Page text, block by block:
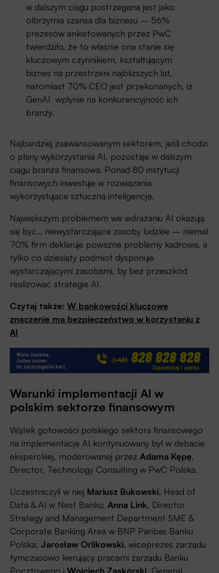
w dalszym ciągu postrzegana jest jako
olbrzymia szansa dla biznesu – 56%
prezesów ankietowanych przez PwC
twierdziło, że to właśnie ona stanie się
kluczowym czynnikiem, kształtującym
biznes na przestrzeni najbliższych lat,
natomiast 70% CEO jest przekonanych, iż
GenAI wpłynie na konkurencyjność ich
branży.
Najbardziej zaawansowanym sektorem, jeśli chodzi
o plany wykorzystania AI, pozostaje w dalszym
ciągu branża finansowa. Ponad 80 instytucji
finansowych inwestuje w rozwiązania
wykorzystujące sztuczną inteligencję.
Największym problemem we wdrażaniu AI okazują
się być… niewystarczające zasoby ludzkie – niemal
70% firm deklaruje poważne problemy kadrowe, a
tylko co dziesiąty podmiot dysponuje
wystarczającymi zasobami, by bez przeszkód
realizować strategie AI.
Czytaj także: W bankowości kluczowe
znaczenie ma bezpieczeństwo w korzystaniu z
AI
Warunki implementacji AI w
polskim sektorze finansowym
Wątek gotowości polskiego sektora finansowego
na implementację AI kontynuowany był w debacie
eksperckiej, moderowanej przez Adama Kępę,
Director, Technology Consulting w PwC Polska.
Uczestniczyli w niej Mariusz Bukowski, Head of
Data & AI w Nest Banku; Anna Link, Director
Strategy and Management Department SME &
Corporate Banking Area w BNP Paribas Banku
Polska; Jarosław Orlikowski, wiceprezes zarządu
tymczasowo kierujący pracami zarządu Banku
Pocztowego i Wojciech Zaskórski , General